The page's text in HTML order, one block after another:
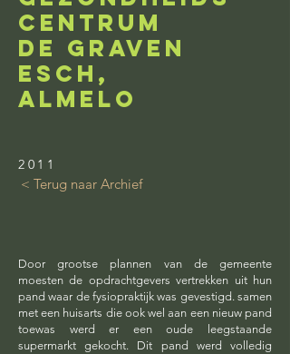
centrum
de Graven
esch,
almelo
2011
< Terug naar Archief
Door grootse plannen van de gemeente
moesten de opdrachtgevers vertrekken uit hun
pand waar de fysiopraktijk was gevestigd. samen
met een huisarts die ook wel aan een nieuw pand
toewas werd er een oude leegstaande
supermarkt gekocht. Dit pand werd volledig